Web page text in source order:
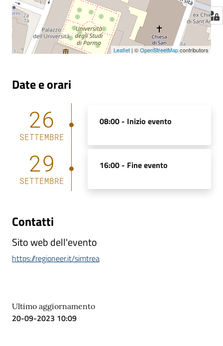
Leaflet | ©OpenStreetMapcontributors
Date e orari
26
SETTEMBRE
08:00 - Inizio evento
29
SETTEMBRE
16:00 - Fine evento
Contatti
Sito web dell'evento
https://regioneer.it/simtrea
Ultimo aggiornamento
20-09-2023 10:09